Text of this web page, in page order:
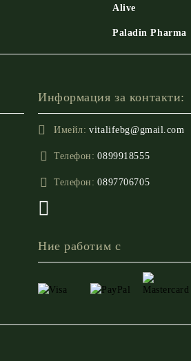
Alive
Paladin Pharma
Информация за контакти:
Имейл: vitalifebg@gmail.com
Телефон: 0899918555
Телефон: 0897706705
Ние работим с